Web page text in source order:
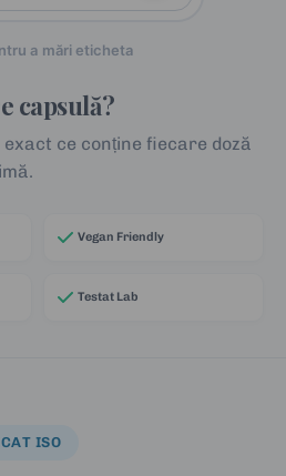
a mări eticheta
capsulă?
ce conține fiecare doză
Vegan Friendly
Testat Lab
ISO